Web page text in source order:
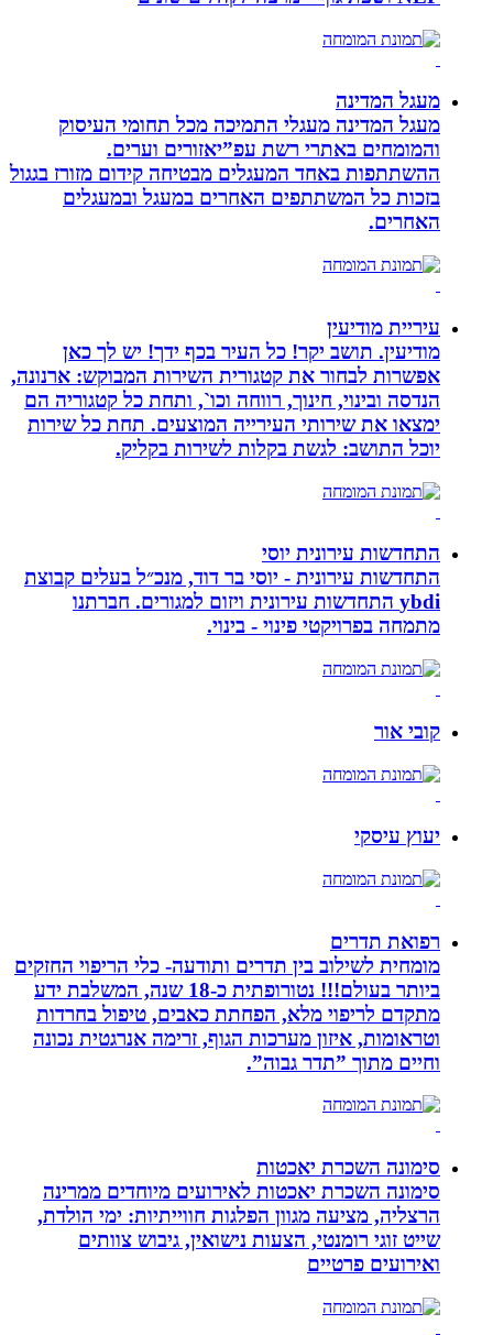
מעגל המדינה
מעגל המדינה מעגלי התמיכה מכל תחומי העיסוק
והמומחים באתרי רשת עפ”יאזורים וערים.
ההשתתפות באחד המעגלים מבטיחה קידום מזורז בגגול
בזכות כל המשתתפים האחרים במעגל ובמעגלים
האחרים.
עיריית מודיעין
מודיעין. תושב יקר! כל העיר בכף ידך! יש לך כאן
אפשרות לבחור את קטגורית השירות המבוקש: ארנונה,
הנדסה ובינוי, חינוך, רווחה וכו`, ותחת כל קטגוריה הם
ימצאו את שירותי העירייה המוצעים. תחת כל שירות
יוכל התושב: לגשת בקלות לשירות בקליק.
התחדשות עירונית יוסי
התחדשות עירונית - יוסי בר דוד, מנכ״ל בעלים קבוצת
ybdi התחדשות עירונית ויזום למגורים. חברתנו
מתמחה בפרויקטי פינוי - בינוי.
קובי אור
יעוץ עיסקי
רפואת תדרים
מומחית לשילוב בין תדרים ותודעה- כלי הריפוי החזקים
ביותר בעולם!!! נטורופתית כ-18 שנה, המשלבת ידע
מתקדם לריפוי מלא, הפחתת כאבים, טיפול בחרדות
וטראומות, איזון מערכות הגוף, זרימה אנרגטית נכונה
וחיים מתוך ”תדר גבוה”.
סימונה השכרת יאכטות
סימונה השכרת יאכטות לאירועים מיוחדים ממרינה
הרצליה, מציעה מגוון הפלגות חווייתיות: ימי הולדת,
שייט זוגי רומנטי, הצעות נישואין, גיבוש צוותים
ואירועים פרטיים